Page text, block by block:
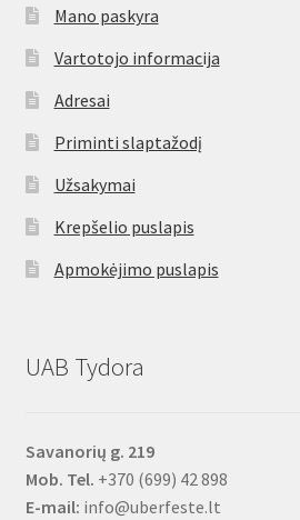
Mano paskyra
Vartotojo informacija
Adresai
Priminti slaptažodį
Užsakymai
Krepšelio puslapis
Apmokėjimo puslapis
UAB Tydora
Savanorių g. 219
Mob. Tel. +370 (699) 42 898
E-mail: info@uberfeste.lt